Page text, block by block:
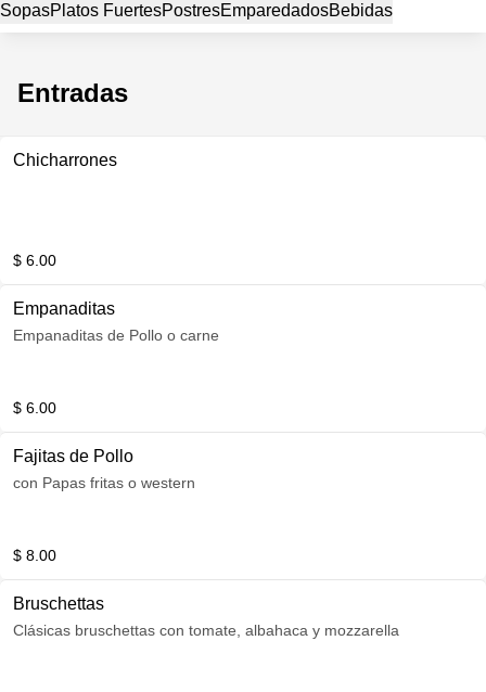
SopasPlatos FuertesPostresEmparedadosBebidas
Entradas
Chicharrones
$ 6.00
Empanaditas
Empanaditas de Pollo o carne
$ 6.00
Fajitas de Pollo
con Papas fritas o western
$ 8.00
Bruschettas
Clásicas bruschettas con tomate, albahaca y mozzarella